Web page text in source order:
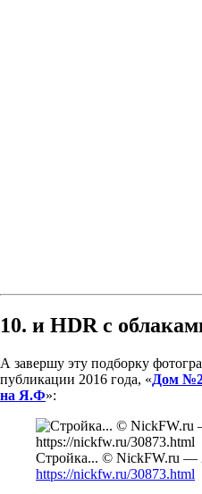
10. и HDR с
А завершу эту подборку
публикации 2016 года, «Дом
на Я.Ф»:
Стройка... © NickFW.ru —
https://nickfw.ru/30873.html